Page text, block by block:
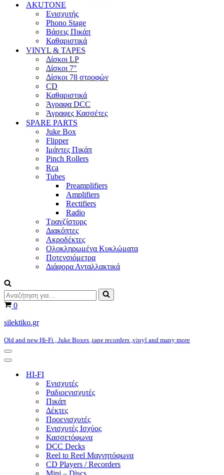
AKUTONE
Ενισχυτής
Phono Stage
Βάσεις Πικάπ
Καθαριστικά
VINYL & TAPES
Δίσκοι LP
Δίσκοι 7″
Δίσκοι 78 στροφών
CD
Καθαριστικά
Άγραφα DCC
Άγραφες Κασσέτες
SPARE PARTS
Juke Box
Flipper
Ιμάντες Πικάπ
Pinch Rollers
Rca
Tubes
Preamplifiers
Amplifiers
Rectifiers
Radio
Τρανζίστορς
Διακόπτες
Ακροδέκτες
Ολοκληρωμένα Κυκλώματα
Ποτενσιόμετρα
Διάφορα Ανταλλακτικά
Αναζήτηση
για...Καλάθι
0
silektiko.gr
Old and new Hi-Fi , Juke Boxes ,tape recorders ,vinyl and many more
Μενού
πλοήγησης
Μενού
πλοήγησης
HI-FI
Ενισχυτές
Ραδιοενισχυτές
Πικάπ
Δέκτες
Προενισχυτές
Ενισχυτές Ισχύος
Κασσετόφωνα
DCC Decks
Reel to Reel Μαγνητόφωνα
CD Players / Recorders
Mini – Discs